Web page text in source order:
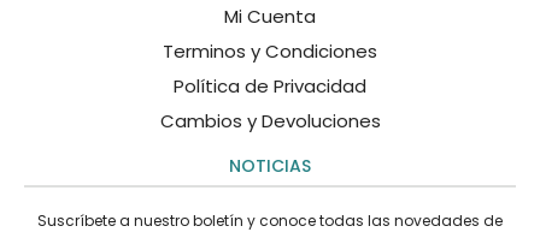
Mi Cuenta
Terminos y Condiciones
Política de Privacidad
Cambios y Devoluciones
NOTICIAS
Suscríbete a nuestro boletín y conoce todas las novedades de